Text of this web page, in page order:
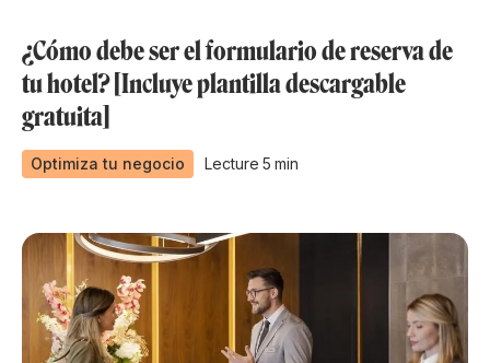
¿Cómo debe ser el formulario de reserva de
tu hotel? [Incluye plantilla descargable
gratuita]
Optimiza tu negocio Lecture 5 min